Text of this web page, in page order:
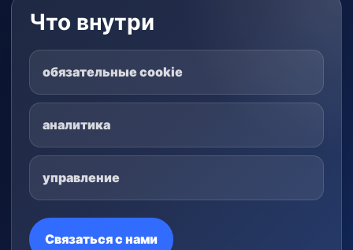
Что внутри
обязательные cookie
аналитика
управление
Связаться с нами